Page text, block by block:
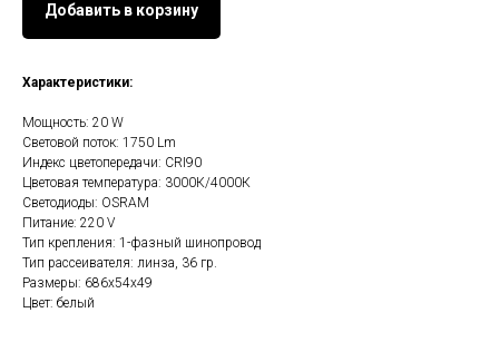
Добавить в корзину
Характеристики:
Мощность: 20 W
Световой поток: 1750 Lm
Индекс цветопередачи: CRI90
Цветовая температура: 3000К/4000К
Светодиоды: OSRAM
Питание: 220 V
Тип крепления: 1-фазный шинопровод
Тип рассеивателя: линза, 36 гр.
Размеры: 686х54х49
Цвет: белый